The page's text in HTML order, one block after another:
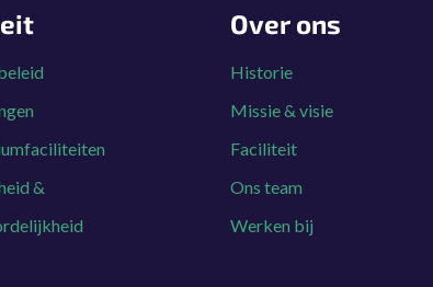
&
Over ons
Historie
Missie & visie
Faciliteit
Ons team
Werken bij